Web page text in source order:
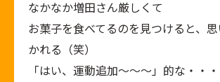
なかなか増田さん厳しくて
お菓子を食べてるのを見つけると、
かれる（笑）
「はい、運動追加～～～」的な・・・